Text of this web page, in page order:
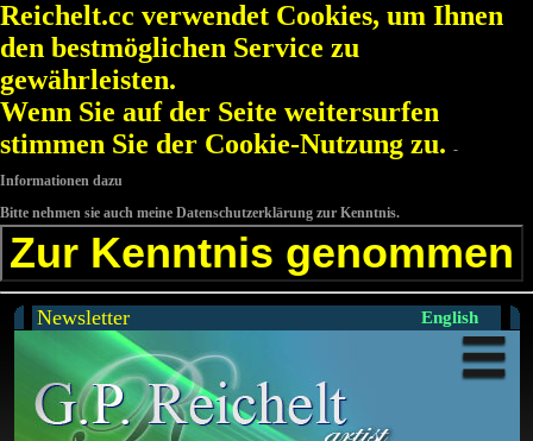
Reichelt.cc verwendet Cookies, um Ihnen
den bestmöglichen Service zu
gewährleisten.
Wenn Sie auf der Seite weitersurfen
stimmen Sie der Cookie-Nutzung zu. -
Informationen dazu
Bitte nehmen sie auch meine Datenschutzerklärung zur Kenntnis.
Zur Kenntnis genommen
Newsletter English